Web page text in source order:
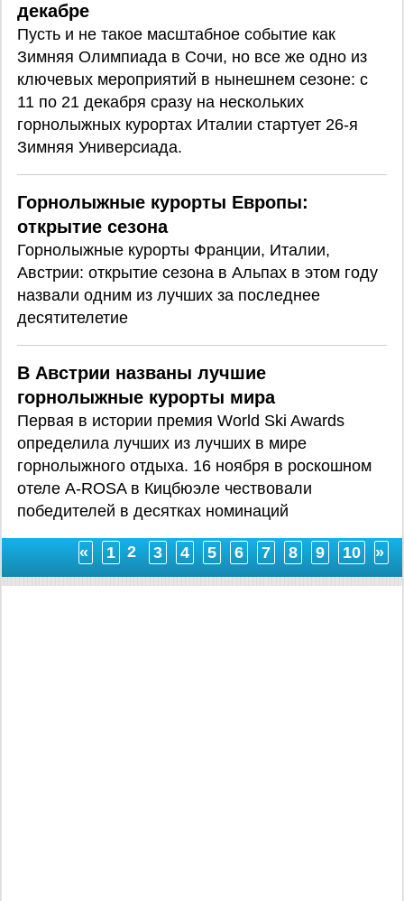
декабре
Пусть и не такое масштабное событие как
Зимняя Олимпиада в Сочи, но все же одно из
ключевых мероприятий в нынешнем сезоне: с
11 по 21 декабря сразу на нескольких
горнолыжных курортах Италии стартует 26-я
Зимняя Универсиада.
Горнолыжные курорты Европы:
открытие сезона
Горнолыжные курорты Франции, Италии,
Австрии: открытие сезона в Альпах в этом году
назвали одним из лучших за последнее
десятителетие
В Австрии названы лучшие
горнолыжные курорты мира
Первая в истории премия World Ski Awards
определила лучших из лучших в мире
горнолыжного отдыха. 16 ноября в роскошном
отеле A-ROSA в Кицбюэле чествовали
победителей в десятках номинаций
« 1 2 3 4 5 6 7 8 9 10 »